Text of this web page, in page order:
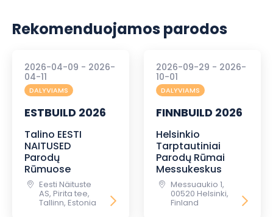
Rekomenduojamos parodos
2026-04-09 - 2026-
04-11
DALYVIAMS
ESTBUILD 2026
Talino EESTI
NAITUSED
Parodų
Rūmuose
Eesti Näituste
AS, Pirita tee,
Tallinn, Estonia
2026-09-29 - 2026-
10-01
DALYVIAMS
FINNBUILD 2026
Helsinkio
Tarptautiniai
Parodų Rūmai
Messukeskus
Messuaukio 1,
00520 Helsinki,
Finland